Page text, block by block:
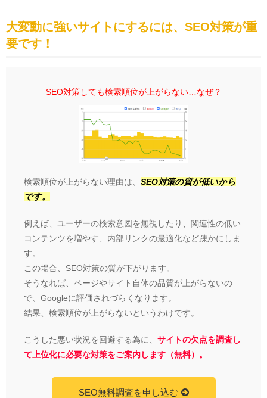
大変動に強いサイトにするには、SEO対策が重
要です！
SEO対策しても検索順位が上がらない…なぜ？
検索順位が上がらない理由は、 SEO対策の質が低いから
です。
例えば、ユーザーの検索意図を無視したり、関連性の低い
コンテンツを増やす、内部リンクの最適化など疎かにしま
す。
この場合、SEO対策の質が下がります。
そうなれば、ページやサイト自体の品質が上がらないの
で、Googleに評価されづらくなります。
結果、検索順位が上がらないというわけです。
こうした悪い状況を回避する為に、 サイトの欠点を調査し
て上位化に必要な対策をご案内します（無料）。
SEO無料調査を申し込む